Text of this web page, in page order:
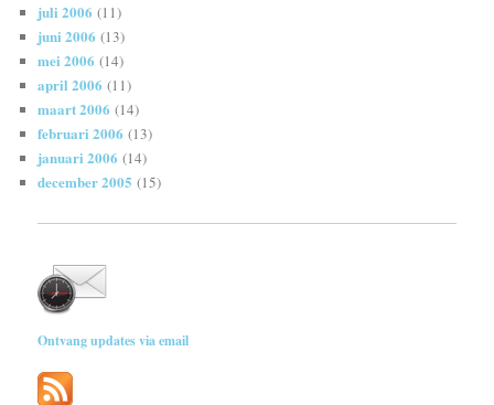
juli 2006 (11)
juni 2006 (13)
mei 2006 (14)
april 2006 (11)
maart 2006 (14)
februari 2006 (13)
januari 2006 (14)
december 2005 (15)
Ontvang updates via email